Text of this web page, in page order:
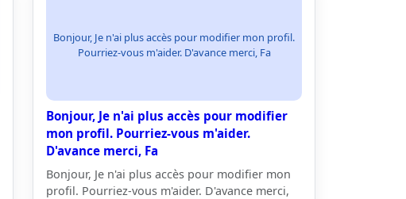
Bonjour, Je n'ai plus accès pour modifier mon profil.
Pourriez-vous m'aider. D'avance merci, Fa
Bonjour, Je n'ai plus accès pour modifier
mon profil. Pourriez-vous m'aider.
D'avance merci, Fa
Bonjour, Je n'ai plus accès pour modifier mon
profil. Pourriez-vous m'aider. D'avance merci,